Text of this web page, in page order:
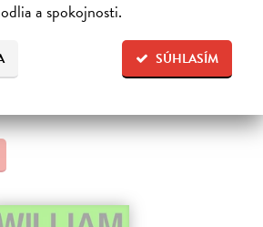
a spokojnosti.
SÚHLASÍM
hovorí o boji dvoch najväčších mocností
najhorší zo všetkých, vodca
riadi zo svojej železnej pevnosti.